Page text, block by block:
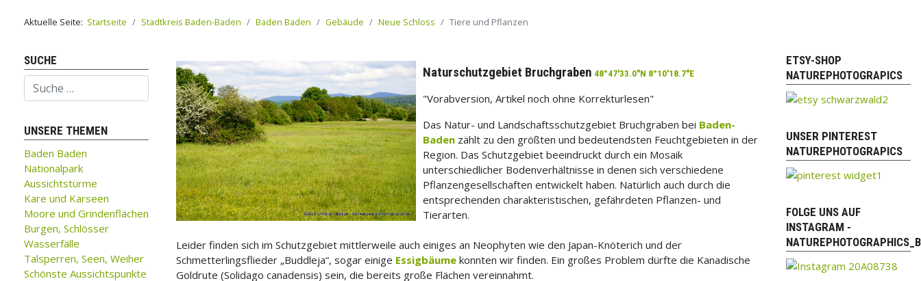
Aktuelle Seite: Startseite Stadtkreis Baden-Baden Baden Baden Gebäude Neue Schloss Tiere und Pflanzen
SUCHE
Suchen
UNSERE THEMEN
Baden Baden
Nationalpark
Aussichtstürme
Kare und Karseen
Moore und Grindenflächen
Burgen, Schlösser
Wasserfälle
Talsperren, Seen, Weiher
Schönste Aussichtspunkte
Naturschutzgebiet Bruchgraben 48°47'33.0"N 8°10'18.7"E
"Vorabversion, Artikel noch ohne Korrekturlesen"
Das Natur- und Landschaftsschutzgebiet Bruchgraben bei Baden-
Baden zählt zu den größten und bedeutendsten Feuchtgebieten in der
Region. Das Schutzgebiet beeindruckt durch ein Mosaik
unterschiedlicher Bodenverhältnisse in denen sich verschiedene
Pflanzengesellschaften entwickelt haben. Natürlich auch durch die
entsprechenden charakteristischen, gefährdeten Pflanzen- und
Tierarten.
Leider finden sich im Schutzgebiet mittlerweile auch einiges an Neophyten wie den Japan-Knöterich und der
Schmetterlingsflieder „Buddleja“, sogar einige Essigbäume konnten wir finden. Ein großes Problem dürfte die Kanadische
Goldrute (Solidago canadensis) sein, die bereits große Flächen vereinnahmt.
ETSY-SHOP
NATUREPHOTOGRAPICS
UNSER PINTEREST
NATUREPHOTOGRAPICS
FOLGE UNS AUF
INSTAGRAM -